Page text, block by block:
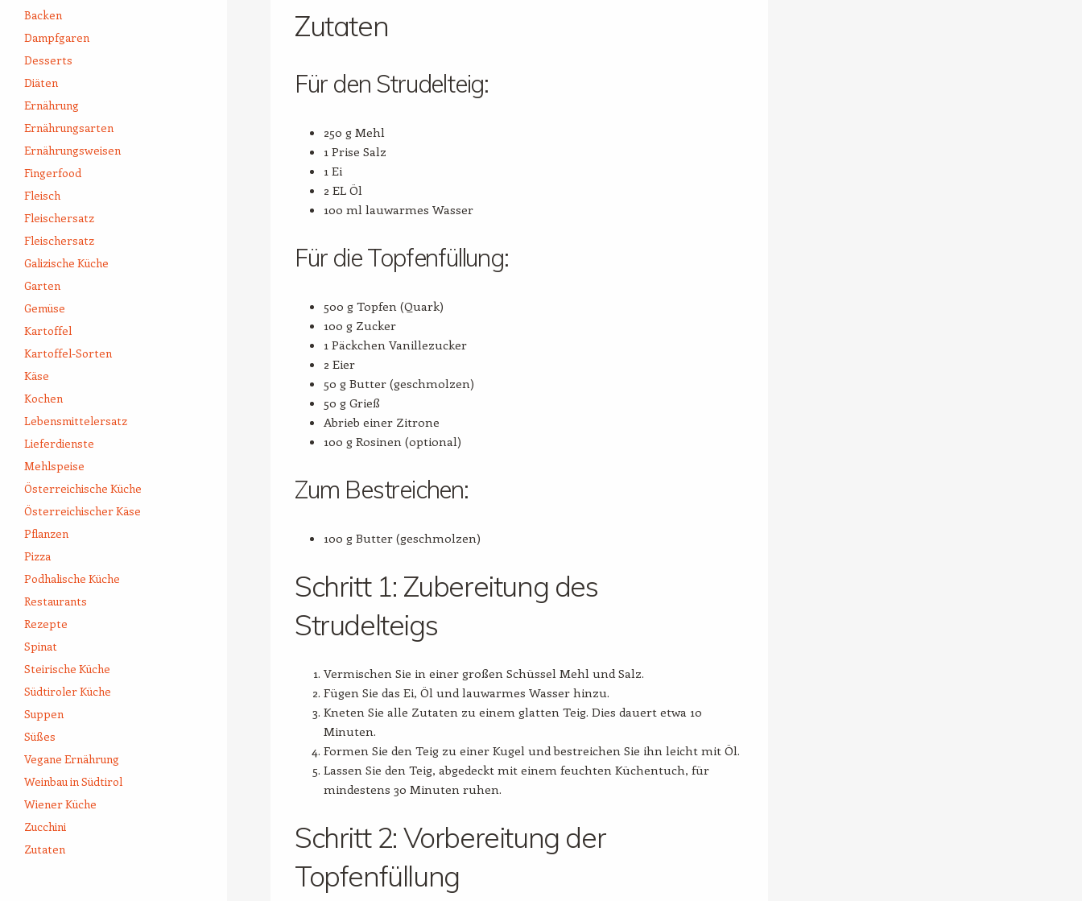
Zutaten
Für den Strudelteig:
250 g Mehl
1 Prise Salz
1 Ei
2 EL Öl
100 ml lauwarmes Wasser
Für die Topfenfüllung:
500 g Topfen (Quark)
100 g Zucker
1 Päckchen Vanillezucker
2 Eier
50 g Butter (geschmolzen)
50 g Grieß
Abrieb einer Zitrone
100 g Rosinen (optional)
Zum Bestreichen:
100 g Butter (geschmolzen)
Schritt 1: Zubereitung des
Strudelteigs
Vermischen Sie in einer großen Schüssel Mehl und Salz.
Fügen Sie das Ei, Öl und lauwarmes Wasser hinzu.
Kneten Sie alle Zutaten zu einem glatten Teig. Dies dauert etwa 10
Minuten.
Formen Sie den Teig zu einer Kugel und bestreichen Sie ihn leicht mit Öl.
Lassen Sie den Teig, abgedeckt mit einem feuchten Küchentuch, für
mindestens 30 Minuten ruhen.
Schritt 2: Vorbereitung der
Topfenfüllung
Backen
Dampfgaren
Desserts
Diäten
Ernährung
Ernährungsarten
Ernährungsweisen
Fingerfood
Fleisch
Fleischersatz
Fleischersatz
Galizische Küche
Garten
Gemüse
Kartoffel
Kartoffel-Sorten
Käse
Kochen
Lebensmittelersatz
Lieferdienste
Mehlspeise
Österreichische Küche
Österreichischer Käse
Pflanzen
Pizza
Podhalische Küche
Restaurants
Rezepte
Spinat
Steirische Küche
Südtiroler Küche
Suppen
Süßes
Vegane Ernährung
Weinbau in Südtirol
Wiener Küche
Zucchini
Zutaten